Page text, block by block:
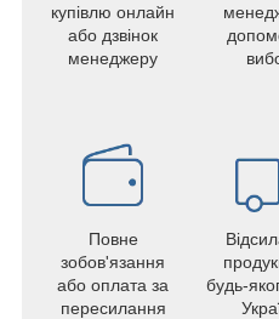
купівлю онлайн
або дзвінок
менеджеру
Повне
зобов'язання
або оплата за
пересилання
будь-